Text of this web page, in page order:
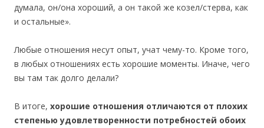
думала, он/она хороший, а он такой же козел/стерва, как
и остальные».
Любые отношения несут опыт, учат чему-то. Кроме того,
в любых отношениях есть хорошие моменты. Иначе, чего
вы там так долго делали?
В итоге, хорошие отношения отличаются от плохих
степенью удовлетворенности потребностей обоих